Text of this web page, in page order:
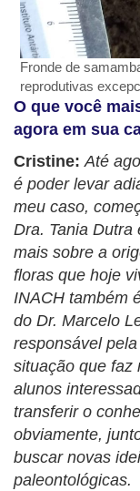
Fronde de
reprodutivas
O que você
agora em sua
Cristine: Até
é poder levar
meu caso,
Dra. Tania Dutra
mais sobre a
floras que hoje
INACH também
do Dr. Marcelo
responsável
situação que faz
alunos
transferir o
obviamente,
buscar novas
paleontológicas.